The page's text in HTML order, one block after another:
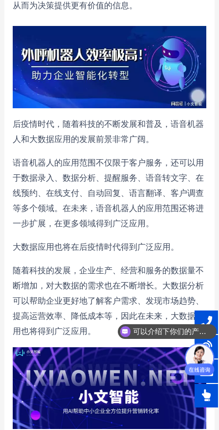
从而为决策提供更有价值的信息。
后疫情时代，随着科技的不断发展和普及，语音机器
人和大数据应用的发展前景非常广阔。
语音机器人的应用范围不仅限于客户服务，还可以用
于数据录入、数据分析、提醒服务、语音转文字、在
线预约、在线支付、自动回复、语言翻译、客户调查
等多个领域。在未来，语音机器人的应用范围还将进
一步扩展，在更多领域得到广泛应用。
大数据应用也将在后疫情时代得到广泛应用。
随着科技的发展，企业生产、经营和服务的数据量不
断增加，对大数据的需求也在不断增长。大数据分析
可以帮助企业更好地了解客户需求、发现市场趋势、
提高运营效率、降低成本等，因此在未来，大数据应
用也将得到广泛应用。
可以介绍下你们的产品么？